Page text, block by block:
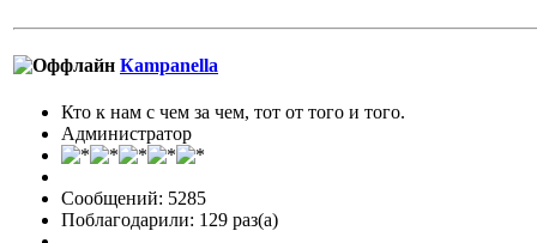
Кampanella
Кто к нам с чем за чем, тот от того и того.
Администратор
Сообщений: 5285
Поблагодарили: 129 раз(а)